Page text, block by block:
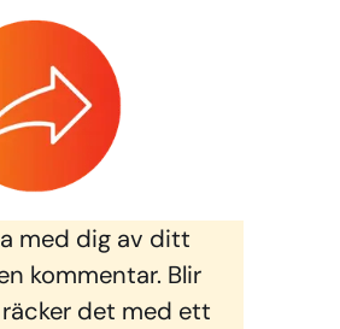
med dig av ditt
kommentar. Blir
det med ett